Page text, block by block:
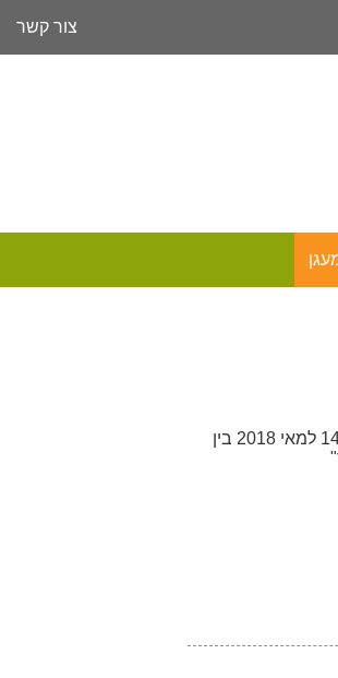
צור קשר
חוגגים שבועות בתאריך הלועזי של הכרזת מדינת ישראל ביום שני ה-14 למאי 2018 בין